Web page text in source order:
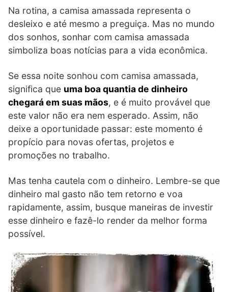
Na rotina, a camisa amassada representa o
desleixo e até mesmo a preguiça. Mas no mundo
dos sonhos, sonhar com camisa amassada
simboliza boas notícias para a vida econômica.
Se essa noite sonhou com camisa amassada,
significa que uma boa quantia de dinheiro
chegará em suas mãos, e é muito provável que
este valor não era nem esperado. Assim, não
deixe a oportunidade passar: este momento é
propício para novas ofertas, projetos e
promoções no trabalho.
Mas tenha cautela com o dinheiro. Lembre-se que
dinheiro mal gasto não tem retorno e voa
rapidamente, assim, busque maneiras de investir
esse dinheiro e fazê-lo render da melhor forma
possível.